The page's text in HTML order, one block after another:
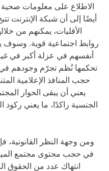
الاطلاع على معلومات صحية
أيضًا إلى أن شبكة الإنترنت
الأقليات، يمكنهم من
روابط اجتماعية قوية. وسوف
أنفسهم في عزلة أكبر في
تحكمها نُظم تجرّم وجودهم
حجب المنافذ الإعلامية
يعني أن يبقى الحوار
الجنسية راكدًا، ما يعني
ومن وجهة النظر القانونية،
في حجب محتوى مجتمع الميم
انتهاك عدد من الحقوق